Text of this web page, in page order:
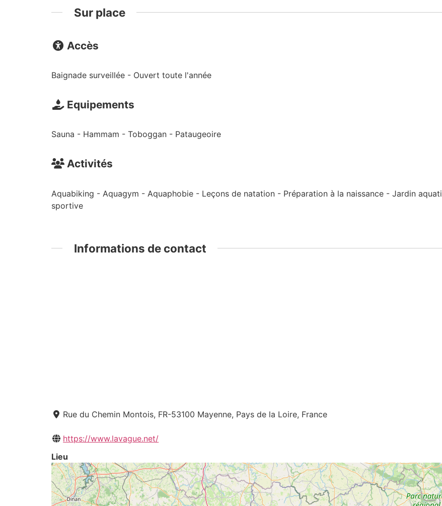
Sur place
Accès
Baignade surveillée - Ouvert toute l'année
Equipements
Sauna - Hammam - Toboggan - Pataugeoire
Activités
Aquabiking - Aquagym - Aquaphobie - Leçons de natation - Préparation à la naissance - Jardin
sportive
Informations de contact
Rue du Chemin Montois, FR-53100 Mayenne, Pays de la Loire, France
https://www.lavague.net/
Lieu